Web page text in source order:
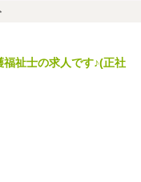
祉士の求人です♪(正社